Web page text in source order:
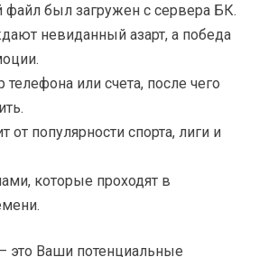
файл был загружен с сервера БК.
невиданный азарт, а победа
телефона или счета, после чего
от популярности спорта, лиги и
которые проходят в
это Ваши потенциальные